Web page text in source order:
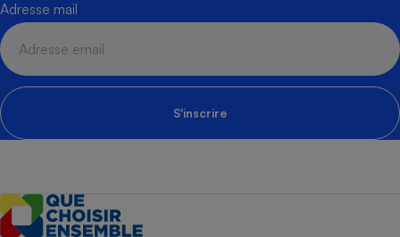
Adresse mail
S'inscrire